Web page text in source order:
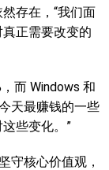
存在，“我们面
正需要改变的
而 Windows 和
天最赚钱的一些
些变化。”
守核心价值观，